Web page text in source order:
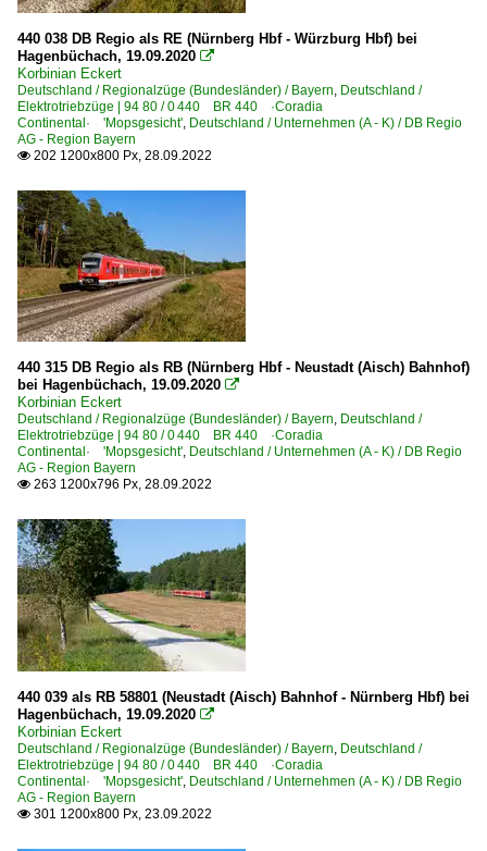
440 038 DB Regio als RE (Nürnberg Hbf - Würzburg Hbf) bei
Hagenbüchach, 19.09.2020 
Korbinian Eckert
Deutschland / Regionalzüge (Bundesländer) / Bayern, Deutschland /
Elektrotriebzüge | 94 80 / 0 440 BR 440 ·Coradia
Continental· 'Mopsgesicht', Deutschland / Unternehmen (A - K) / DB Regio
AG - Region Bayern
 202 1200x800 Px, 28.09.2022
440 315 DB Regio als RB (Nürnberg Hbf - Neustadt (Aisch) Bahnhof)
bei Hagenbüchach, 19.09.2020 
Korbinian Eckert
Deutschland / Regionalzüge (Bundesländer) / Bayern, Deutschland /
Elektrotriebzüge | 94 80 / 0 440 BR 440 ·Coradia
Continental· 'Mopsgesicht', Deutschland / Unternehmen (A - K) / DB Regio
AG - Region Bayern
 263 1200x796 Px, 28.09.2022
440 039 als RB 58801 (Neustadt (Aisch) Bahnhof - Nürnberg Hbf) bei
Hagenbüchach, 19.09.2020 
Korbinian Eckert
Deutschland / Regionalzüge (Bundesländer) / Bayern, Deutschland /
Elektrotriebzüge | 94 80 / 0 440 BR 440 ·Coradia
Continental· 'Mopsgesicht', Deutschland / Unternehmen (A - K) / DB Regio
AG - Region Bayern
 301 1200x800 Px, 23.09.2022